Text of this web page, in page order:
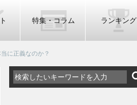
特集・コラム ランキング
に正義なのか？